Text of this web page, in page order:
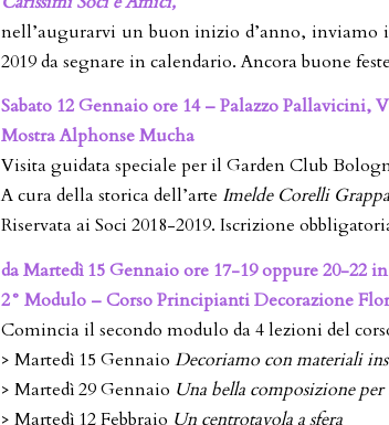
nell’augurarvi un buon inizio d’anno,
2019 da segnare in calendario. Ancora buone
Sabato 12 Gennaio ore 14 – Palazzo Pallavicini,
Mostra Alphonse Mucha
Visita guidata speciale per il Garden Club
A cura della storica dell’arte Imelde Corelli
Riservata ai Soci 2018-2019. Iscrizione
da Martedì 15 Gennaio ore 17-19 oppure 20-22 in
2° Modulo – Corso Principianti Decorazione
Comincia il secondo modulo da 4 lezioni del
> Martedì 15 Gennaio Decoriamo con materiali
> Martedì 29 Gennaio Una bella composizione
> Martedì 12 Febbraio Un centrotavola a sfera